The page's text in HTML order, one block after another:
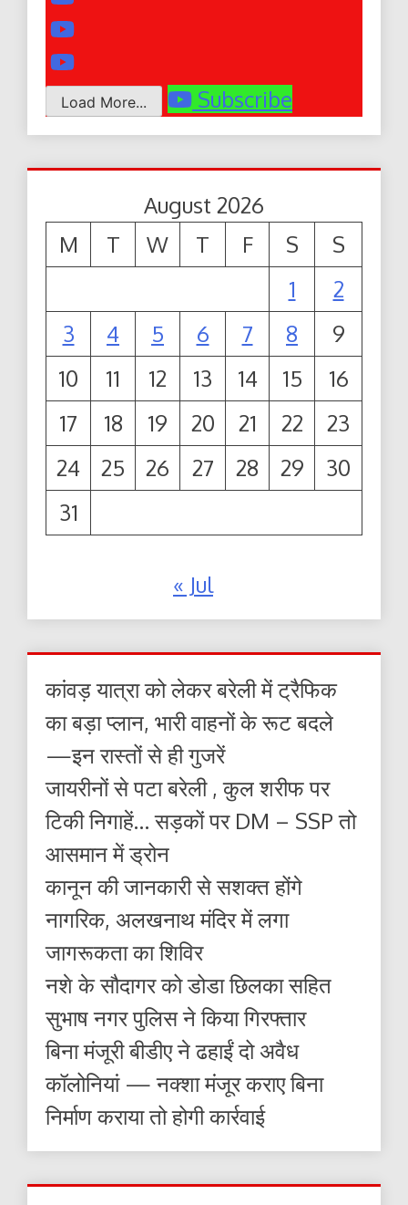
Load More... Subscribe
August 2026
M
T W T F S
S
1
2
3
4 5 6 7 8
9
10
11 12 13 14 15
16
17
18 19 20 21 22
23
24
25 26 27 28 29
30
31
« Jul
कांवड़ यात्रा को लेकर बरेली में ट्रैफिक
का बड़ा प्लान, भारी वाहनों के रूट बदले
—इन रास्तों से ही गुजरें
जायरीनों से पटा बरेली , कुल शरीफ पर
टिकी निगाहें… सड़कों पर DM – SSP तो
आसमान में ड्रोन
कानून की जानकारी से सशक्त होंगे
नागरिक, अलखनाथ मंदिर में लगा
जागरूकता का शिविर
नशे के सौदागर को डोडा छिलका सहित
सुभाष नगर पुलिस ने किया गिरफ्तार
बिना मंजूरी बीडीए ने ढहाईं दो अवैध
कॉलोनियां — नक्शा मंजूर कराए बिना
निर्माण कराया तो होगी कार्रवाई